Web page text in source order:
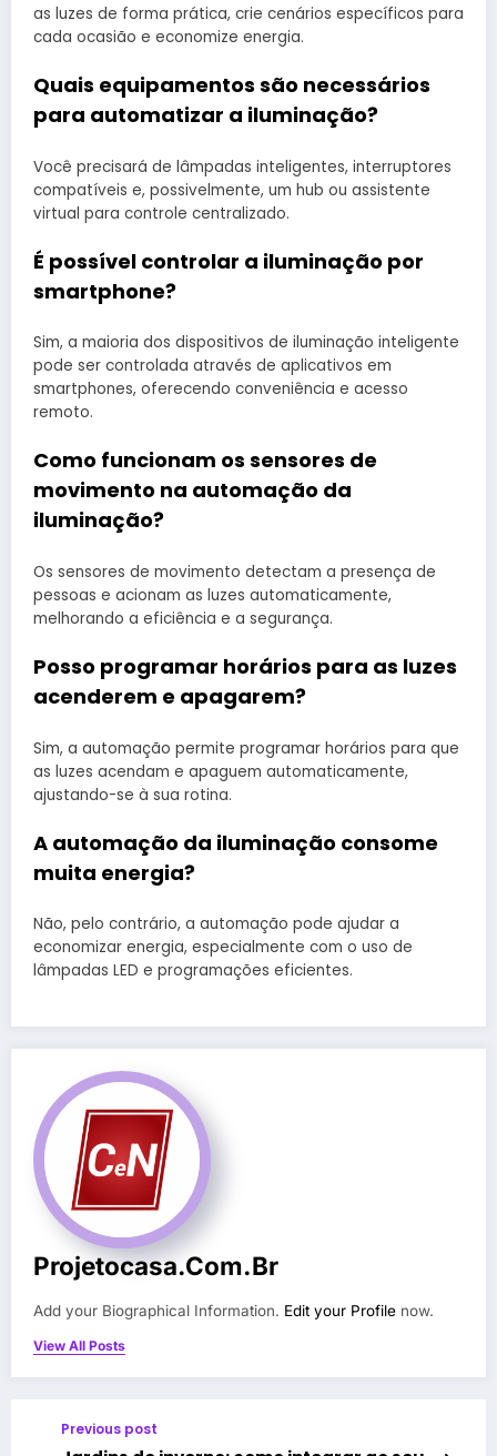
as luzes de forma prática, crie cenários específicos para
cada ocasião e economize energia.
Quais equipamentos são necessários
para automatizar a iluminação?
Você precisará de lâmpadas inteligentes, interruptores
compatíveis e, possivelmente, um hub ou assistente
virtual para controle centralizado.
É possível controlar a iluminação por
smartphone?
Sim, a maioria dos dispositivos de iluminação inteligente
pode ser controlada através de aplicativos em
smartphones, oferecendo conveniência e acesso
remoto.
Como funcionam os sensores de
movimento na automação da
iluminação?
Os sensores de movimento detectam a presença de
pessoas e acionam as luzes automaticamente,
melhorando a eficiência e a segurança.
Posso programar horários para as luzes
acenderem e apagarem?
Sim, a automação permite programar horários para que
as luzes acendam e apaguem automaticamente,
ajustando-se à sua rotina.
A automação da iluminação consome
muita energia?
Não, pelo contrário, a automação pode ajudar a
economizar energia, especialmente com o uso de
lâmpadas LED e programações eficientes.
Projetocasa.com.br
Add your Biographical Information. Edit your Profile now.
View All Posts
Previous post